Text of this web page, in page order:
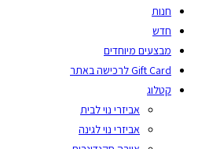
חנות
חדש
מבצעים מיוחדים
Gift Card לרכישה באתר
קטלוג
אביזרי נוי לבית
אביזרי נוי לגינה